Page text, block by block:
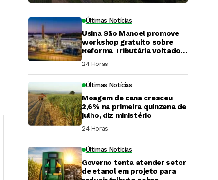
Últimas Notícias
Usina São Manoel promove
workshop gratuito sobre
Reforma Tributária voltado
ao agronegócio.
24 Horas ⁮
Últimas Notícias
Moagem de cana cresceu
2,6% na primeira quinzena de
julho, diz ministério
24 Horas ⁮
Últimas Notícias
Governo tenta atender setor
de etanol em projeto para
DaCana Cast